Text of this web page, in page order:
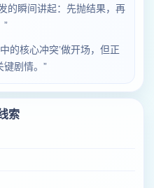
的瞬间讲起：先抛结果，再
”
的核心冲突’做开场，但正
键剧情。”
索